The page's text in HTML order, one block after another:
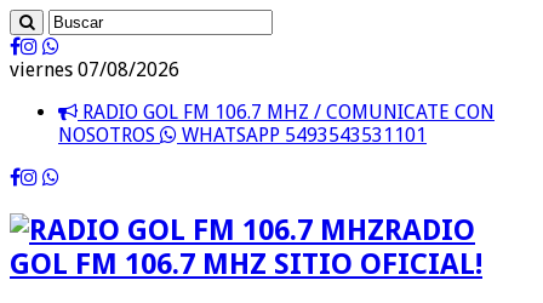
viernes 07/08/2026
RADIO GOL FM 106.7 MHZ / COMUNICATE CON
NOSOTROS
WHATSAPP 5493543531101
RADIO
GOL FM 106.7 MHZ SITIO OFICIAL!